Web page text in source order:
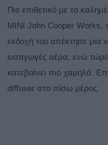
Πιο επιθετικό με το
MINI John Cooper Works,
εκδοχή του απέκτησε μια
εισαγωγές αέρα, ενώ
κατεβαίνει πιο χαμηλά.
diffuser στο πίσω μέρος.